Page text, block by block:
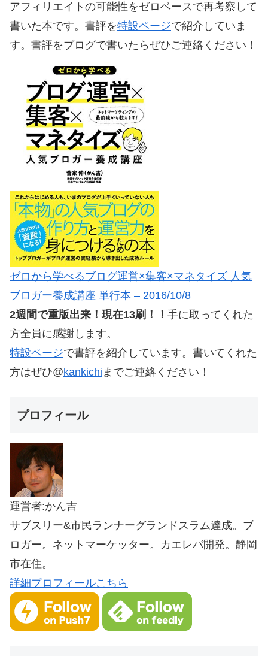
アフィリエイトの可能性をゼロベースで再考察して
書いた本です。書評を特設ページで紹介していま
す。書評をブログで書いたらぜひご連絡ください！
ゼロから学べるブログ運営×集客×マネタイズ 人気
ブロガー養成講座 単行本 – 2016/10/8
2週間で重版出来！現在13刷！！ 手に取ってくれた
方全員に感謝します。
特設ページで書評を紹介しています。書いてくれた
方はぜひ@kankichi までご連絡ください！
プロフィール
運営者:かん吉
サブスリー&市民ランナーグランドスラム達成。ブ
ロガー。ネットマーケッター。カエレバ開発。静岡
市在住。
詳細プロフィールこちら